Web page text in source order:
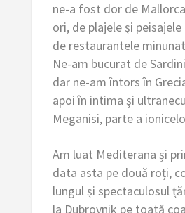
ne-a fost dor de
ori, de plajele și
de restaurantele
Ne-am bucurat de
dar ne-am întors în
apoi în intima și
Meganisi, parte a
Am luat Mediterana și
data asta pe două roți,
lungul și spectaculosul
la Dubrovnik pe toată